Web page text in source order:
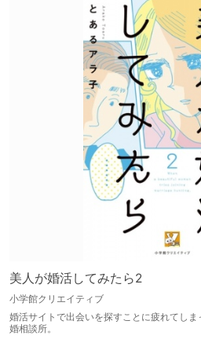
美人が婚活してみたら2
小学館クリエイティブ
婚活サイトで出会いを探すことに疲れてし
婚相談所。